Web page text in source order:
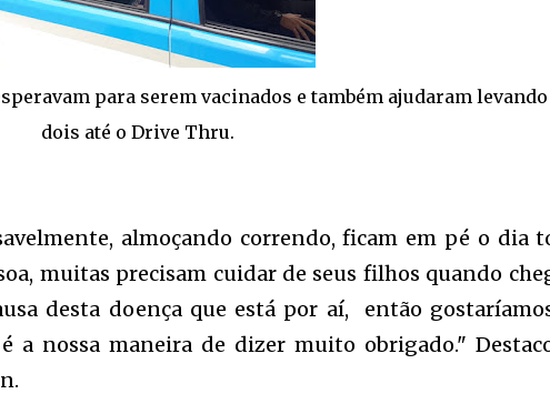
para serem vacinados e também ajudaram
dois até o Drive Thru.
almoçando correndo, ficam em pé o dia
muitas precisam cuidar de seus filhos quando
desta doença que está por aí, então
é a nossa maneira de dizer muito obrigado."